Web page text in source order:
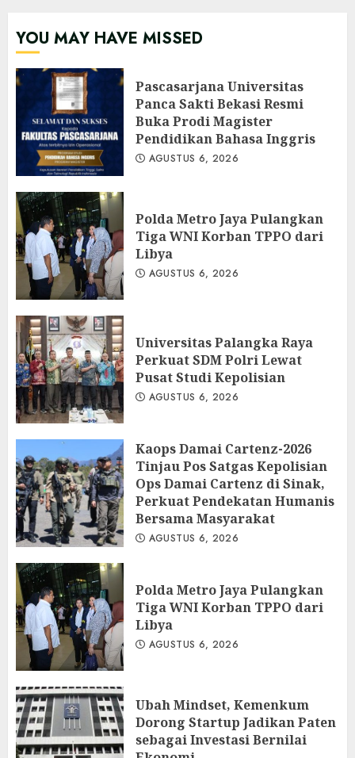
YOU MAY HAVE MISSED
Pascasarjana Universitas
Panca Sakti Bekasi Resmi
Buka Prodi Magister
Pendidikan Bahasa Inggris
AGUSTUS 6, 2026
Polda Metro Jaya Pulangkan
Tiga WNI Korban TPPO dari
Libya
AGUSTUS 6, 2026
Universitas Palangka Raya
Perkuat SDM Polri Lewat
Pusat Studi Kepolisian
AGUSTUS 6, 2026
Kaops Damai Cartenz-2026
Tinjau Pos Satgas Kepolisian
Ops Damai Cartenz di Sinak,
Perkuat Pendekatan Humanis
Bersama Masyarakat
AGUSTUS 6, 2026
Polda Metro Jaya Pulangkan
Tiga WNI Korban TPPO dari
Libya
AGUSTUS 6, 2026
Ubah Mindset, Kemenkum
Dorong Startup Jadikan Paten
sebagai Investasi Bernilai